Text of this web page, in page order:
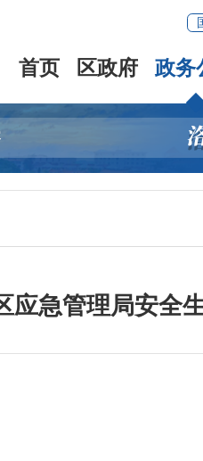
首页 区政府 政务
应急管理局安全